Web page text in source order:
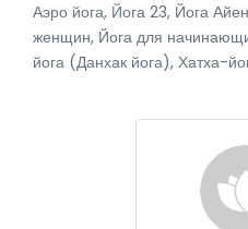
Аэро йога, Йога 23, Йога
женщин, Йога для
йога (Данхак йога), Хатха-